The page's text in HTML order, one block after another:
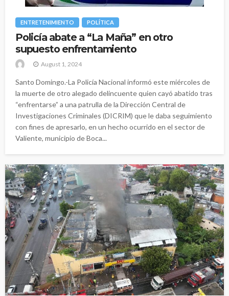
ENTRETENIMIENTO POLÍTICA
Policía abate a “La Maña” en otro
supuesto enfrentamiento
August 1, 2024
Santo Domingo.-La Policía Nacional informó este miércoles de
la muerte de otro alegado delincuente quien cayó abatido tras
“enfrentarse” a una patrulla de la Dirección Central de
Investigaciones Criminales (DICRIM) que le daba seguimiento
con fines de apresarlo, en un hecho ocurrido en el sector de
Valiente, municipio de Boca...